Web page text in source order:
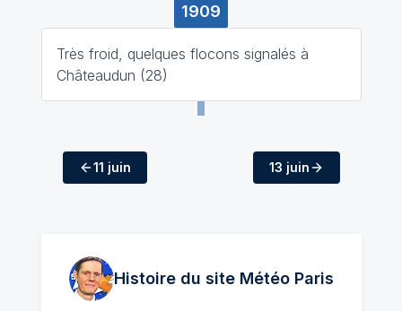
1909
Très froid, quelques flocons signalés à
Châteaudun (28)
11 juin 13 juin
Histoire du site MétéoParis